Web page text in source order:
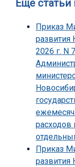
Еще статьи
Приказ
развития
2026 г. N
расходов
Приказ
развития